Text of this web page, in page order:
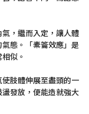
，繼而入定，讓人體
態。「橐籥效應」是
似。
肢體伸展至盡頭的一
發放，便能造就強大